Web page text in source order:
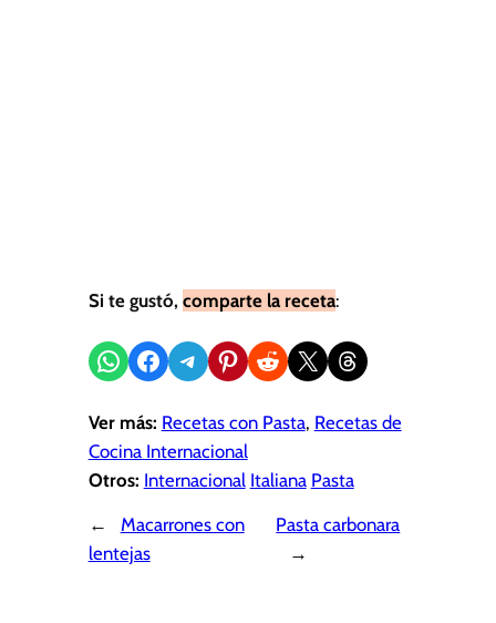
Si te gustó, comparte la receta:
Compartir en WhatsApp
Compartir en Facebook
Compartir en Telegram
Compartir en Pinterest
Compartir en Reddit
Compartir en X Share on Threads
Ver más: Recetas con Pasta, Recetas de
Cocina Internacional
Otros: Internacional Italiana Pasta
←
Macarrones con
lentejas
Pasta carbonara
→